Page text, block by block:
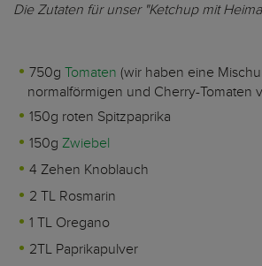
Die Zutaten für unser "Ketchup mit
750g Tomaten (wir haben eine
normalförmigen und Cherry-Tomaten
150g roten Spitzpaprika
150g Zwiebel
4 Zehen Knoblauch
2 TL Rosmarin
1 TL Oregano
2TL Paprikapulver